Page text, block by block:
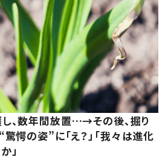
、数年間放置…→その後、掘り
愕の姿”に「え？」「我々は進化
」